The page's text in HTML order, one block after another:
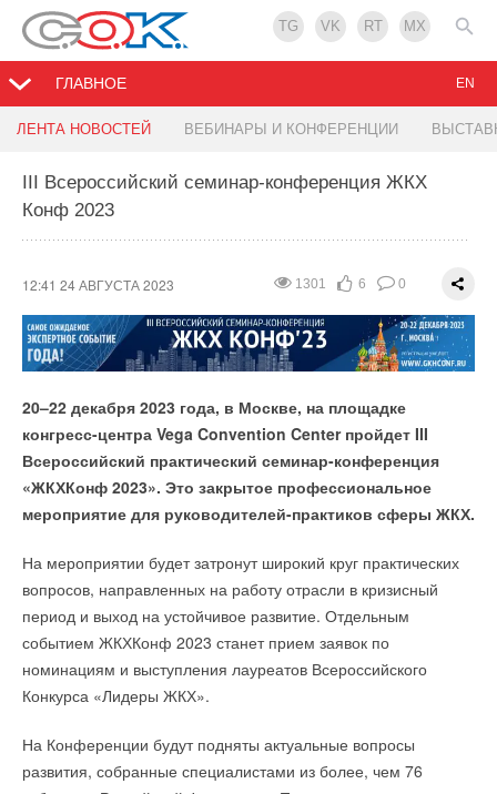
TG VK RT MX
ГЛАВНОЕ
ЛЕНТА НОВОСТЕЙ ВЕБИНАРЫ И КОНФЕРЕНЦИИ
EN
III Всероссийский семинар-конференция ЖКХ
Конф 2023
1301 6 0
12:41 24 АВГУСТА 2023
20–22 декабря 2023 года, в Москве, на площадке
конгресс-центра Vega Convention Center пройдет III
Всероссийский практический семинар-конференция
«ЖКХКонф 2023». Это закрытое профессиональное
мероприятие для руководителей-практиков сферы ЖКХ.
На мероприятии будет затронут широкий круг практических
вопросов, направленных на работу отрасли в кризисный
период и выход на устойчивое развитие. Отдельным
событием ЖКХКонф 2023 станет прием заявок по
номинациям и выступления лауреатов Всероссийского
Конкурса «Лидеры ЖКХ».
На Конференции будут подняты актуальные вопросы
развития, собранные специалистами из более, чем 76
Новые аспекты правового регулирования сброса
11:58 24 АВГУСТА 2023
«Правовое регулирование сброса сточных вод в водные
объекты: практика правоприменения, планируемые
изменения» на форуме ЭкваТэк (13 сентября 2023).
Главные темы: правовое регулирование сброса стоков,
проекты в области очистки сточных вод, программы
получения КЭР, разработка нормативных документов.
CATL выпустил «супер-быстрозаряжаемую»
11:58 24 АВГУСТА 2023
Китайская компания CATL, крупнейший производитель
литий-ионных аккумуляторов в мире, объявила о
создании новой «супер-быстрозаряжаемой» литий-
железо-фосфатной (LFP) батарей Shenxing для
электромобилей.
По утверждению компании, полностью заряженная батарей
обеспечивает запас хода в 700 километров, а всего 10 минут
зарядки дают возможность проехать 400 км.
Согласно компании, при комнатной температуре